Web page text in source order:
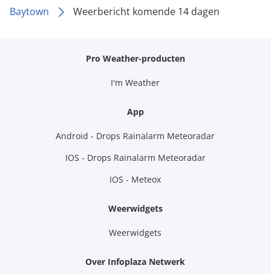
Baytown
Weerbericht komende 14 dagen
Pro Weather-producten
I'm Weather
App
Android - Drops Rainalarm Meteoradar
IOS - Drops Rainalarm Meteoradar
IOS - Meteox
Weerwidgets
Weerwidgets
Over Infoplaza Netwerk